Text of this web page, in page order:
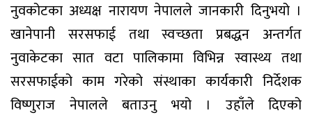
नुवकोटका अध्यक्ष नारायण नेपालले जानकारी दिनुभयो ।
खानेपानी सरसफाई तथा स्वच्छता प्रबद्धन अन्तर्गत
नुवाकेटका सात वटा पालिकामा विभिन्न स्वास्थ्य तथा
सरसफाईको काम गरेको संस्थाका कार्यकारी निर्देशक
विष्णुराज नेपालले बताउनु भयो । उहाँले दिएको